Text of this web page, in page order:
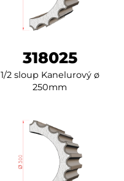
318025
1/2 sloup Kanelurový ø
250mm